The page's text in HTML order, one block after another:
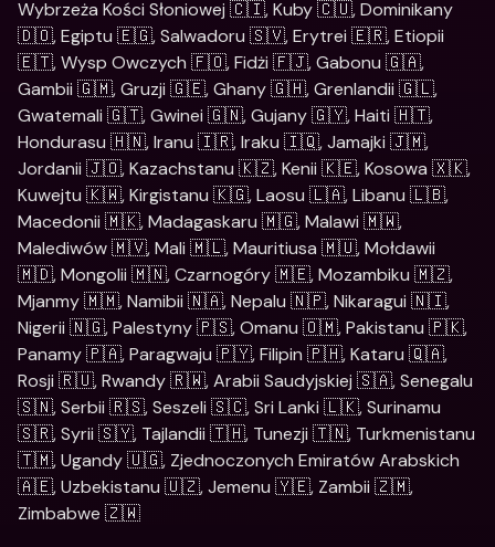
Wybrzeża Kości Słoniowej 🇨🇮, Kuby 🇨🇺, Dominikany
🇩🇴, Egiptu 🇪🇬, Salwadoru 🇸🇻, Erytrei 🇪🇷, Etiopii
🇪🇹, Wysp Owczych 🇫🇴, Fidżi 🇫🇯, Gabonu 🇬🇦,
Gambii 🇬🇲, Gruzji 🇬🇪, Ghany 🇬🇭, Grenlandii 🇬🇱,
Gwatemali 🇬🇹, Gwinei 🇬🇳, Gujany 🇬🇾, Haiti 🇭🇹,
Hondurasu 🇭🇳, Iranu 🇮🇷, Iraku 🇮🇶, Jamajki 🇯🇲,
Jordanii 🇯🇴, Kazachstanu 🇰🇿, Kenii 🇰🇪, Kosowa 🇽🇰,
Kuwejtu 🇰🇼, Kirgistanu 🇰🇬, Laosu 🇱🇦, Libanu 🇱🇧,
Macedonii 🇲🇰, Madagaskaru 🇲🇬, Malawi 🇲🇼,
Malediwów 🇲🇻, Mali 🇲🇱, Mauritiusa 🇲🇺, Mołdawii
🇲🇩, Mongolii 🇲🇳, Czarnogóry 🇲🇪, Mozambiku 🇲🇿,
Mjanmy 🇲🇲, Namibii 🇳🇦, Nepalu 🇳🇵, Nikaragui 🇳🇮,
Nigerii 🇳🇬, Palestyny 🇵🇸, Omanu 🇴🇲, Pakistanu 🇵🇰,
Panamy 🇵🇦, Paragwaju 🇵🇾, Filipin 🇵🇭, Kataru 🇶🇦,
Rosji 🇷🇺, Rwandy 🇷🇼, Arabii Saudyjskiej 🇸🇦, Senegalu
🇸🇳, Serbii 🇷🇸, Seszeli 🇸🇨, Sri Lanki 🇱🇰, Surinamu
🇸🇷, Syrii 🇸🇾, Tajlandii 🇹🇭, Tunezji 🇹🇳, Turkmenistanu
🇹🇲, Ugandy 🇺🇬, Zjednoczonych Emiratów Arabskich
🇦🇪, Uzbekistanu 🇺🇿, Jemenu 🇾🇪, Zambii 🇿🇲,
Zimbabwe 🇿🇼